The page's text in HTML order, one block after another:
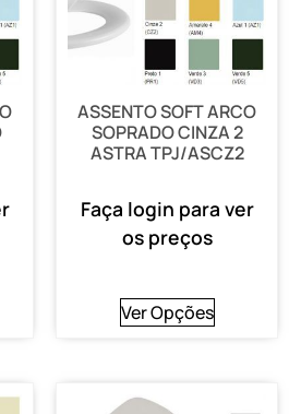
ASSENTO SOFT ARCO
SOPRADO CINZA 2
ASTRA TPJ/ASCZ2
Faça login para ver
os preços
Ver Opções